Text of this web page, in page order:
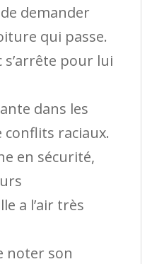
demander
qui passe.
pour lui
dans les
conflits raciaux.
en sécurité,
a l’air très
noter son